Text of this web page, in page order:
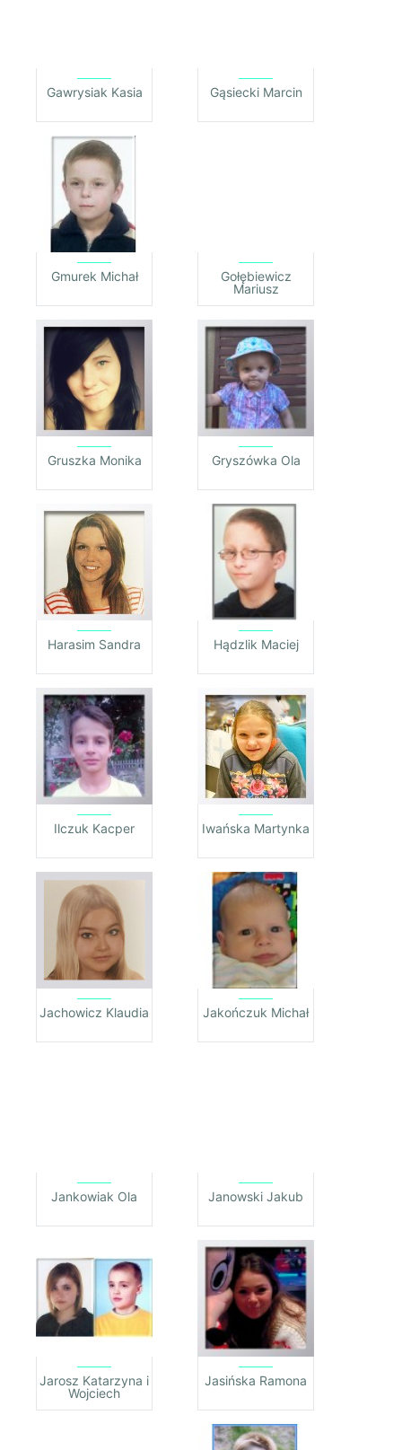
Gawrysiak Kasia Gąsiecki Marcin
Gmurek Michał
Gołębiewicz
Mariusz
Gruszka Monika Gryszówka Ola
Harasim Sandra Hądzlik Maciej
Ilczuk Kacper Iwańska Martynka
Jachowicz Klaudia Jakończuk Michał
Jankowiak Ola Janowski Jakub
Jarosz Katarzyna i
Wojciech
Jasińska Ramona